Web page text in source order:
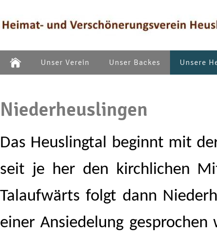
Unser Verein Unser Backes Unsere
Niederheuslingen
Das Heuslingtal beginnt mit
seit je her den kirchlichen
Talaufwärts folgt dann
einer Ansiedelung